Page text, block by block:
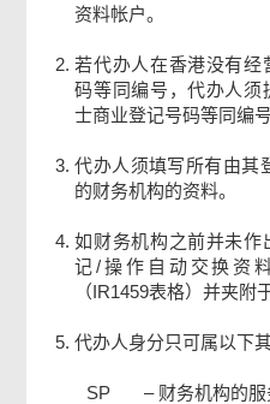
资料帐户。
若代办人在香港没有经
码等同编号，代办人须
士商业登记号码等同编
代办人须填写所有由其
的财务机构的资料。
如财务机构之前并未作
记/操作自动交换资
（IR1459表格）并夹附
代办人身分只可属以下
SP – 财务机构的